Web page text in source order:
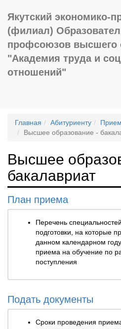
Якутский экономико-
(филиал)
профсоюзов высшего
"Академия труда и
отношений"
Главная
Абитуриенту
Высшее образование -
Высшее
бакалавриат
План приема
Перечень
подготовки, на которые
данном календарном
приема на обучение по
поступления
Подать документы
Сроки проведения